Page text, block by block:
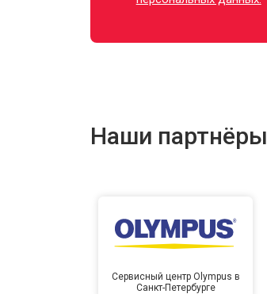
Наши партнёры
Сервисный центр Olympus в
Санкт-Петербурге